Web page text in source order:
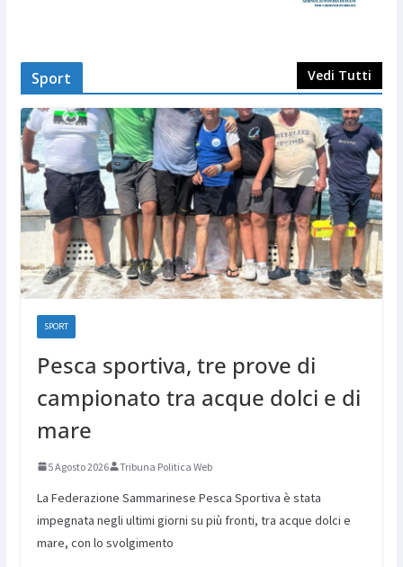
Sport Vedi Tutti
SPORT
Pesca sportiva, tre prove di
campionato tra acque dolci e di
mare
5 Agosto 2026 Tribuna Politica Web
La Federazione Sammarinese Pesca Sportiva è stata
impegnata negli ultimi giorni su più fronti, tra acque dolci e
mare, con lo svolgimento